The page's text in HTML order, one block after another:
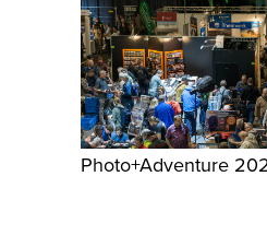
Photo+Adventure